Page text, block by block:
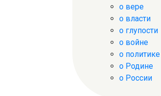
о вере
о власти
о глупости
о войне
о политике
о Родине
о России